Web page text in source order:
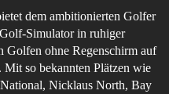
dem ambitionierten Golfer
Simulator in ruhiger
Golfen ohne Regenschirm auf
so bekannten Plätzen wie
Nicklaus North, Bay